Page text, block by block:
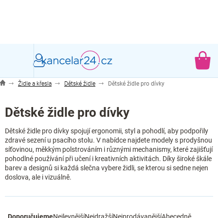
Židle a křesla Dětské židle Dětské židle pro dívky
Dětské židle pro dívky
Dětské židle pro dívky spojují ergonomii, styl a pohodlí, aby podpořily
zdravé sezení u psacího stolu. V nabídce najdete modely s prodyšnou
síťovinou, měkkým polstrováním i různými mechanismy, které zajišťují
pohodlné používání při učení i kreativních aktivitách. Díky široké škále
barev a designů si každá slečna vybere židli, se kterou si sedne nejen
doslova, ale i vizuálně.